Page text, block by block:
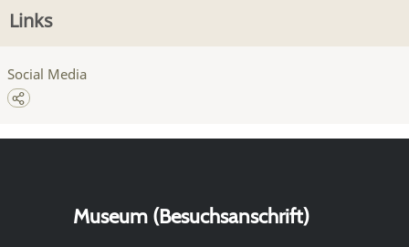
Links
Social Media
Museum (Besuchsanschrift)